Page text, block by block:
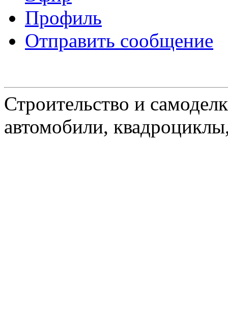
Профиль
Отправить сообщение
Строительство и
автомобили,